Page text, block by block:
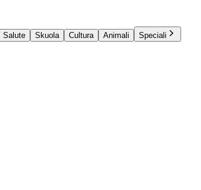
Salute Skuola Cultura Animali
Speciali